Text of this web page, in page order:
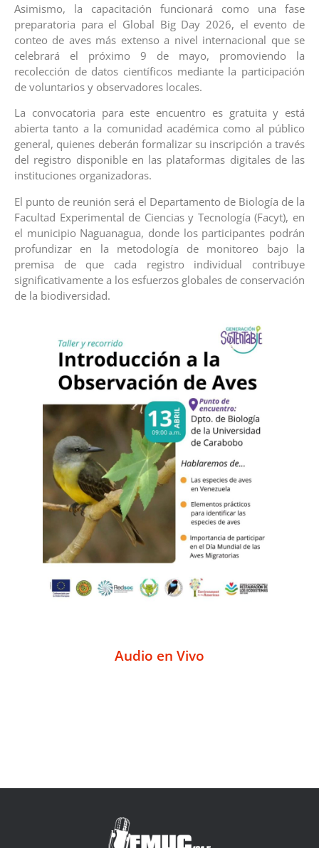
Asimismo, la capacitación funcionará como una fase
preparatoria para el Global Big Day 2026, el evento de
conteo de aves más extenso a nivel internacional que se
celebrará el próximo 9 de mayo, promoviendo la
recolección de datos científicos mediante la participación
de voluntarios y observadores locales.
La convocatoria para este encuentro es gratuita y está
abierta tanto a la comunidad académica como al público
general, quienes deberán formalizar su inscripción a través
del registro disponible en las plataformas digitales de las
instituciones organizadoras.
El punto de reunión será el Departamento de Biología de la
Facultad Experimental de Ciencias y Tecnología (Facyt), en
el municipio Naguanagua, donde los participantes podrán
profundizar en la metodología de monitoreo bajo la
premisa de que cada registro individual contribuye
significativamente a los esfuerzos globales de conservación
de la biodiversidad.
Audio en Vivo